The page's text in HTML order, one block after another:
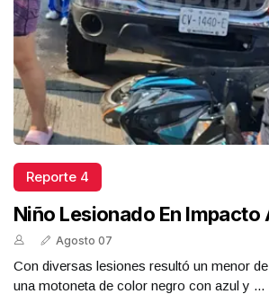
Reporte 4
Niño Lesionado En
Agosto 07
Con diversas lesiones resultó un menor
una motoneta de color negro con azul y ...